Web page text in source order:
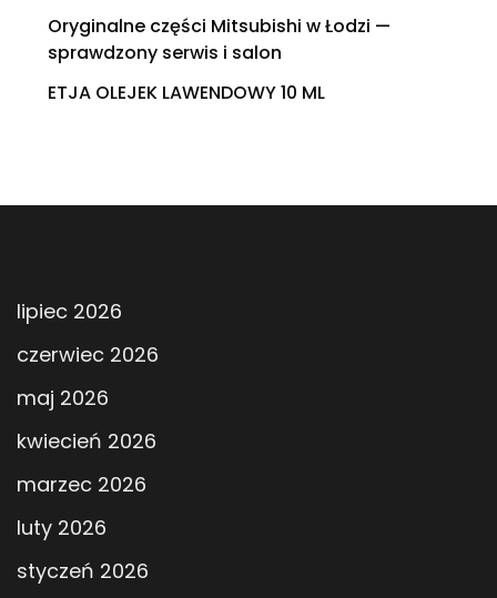
Oryginalne części Mitsubishi w Łodzi —
sprawdzony serwis i salon
ETJA OLEJEK LAWENDOWY 10 ML
lipiec 2026
czerwiec 2026
maj 2026
kwiecień 2026
marzec 2026
luty 2026
styczeń 2026